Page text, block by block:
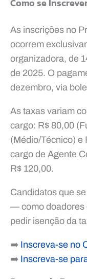
As inscrições no
ocorrem
organizadora, de
de 2025. O
dezembro, via
As taxas variam
cargo: R$ 80,00
(Médio/Técnico) e
cargo de Agente
R$ 120,00.
Candidatos que
— como doadores
pedir isenção da
➡️ Inscreva-se no
➡️ Inscreva-se